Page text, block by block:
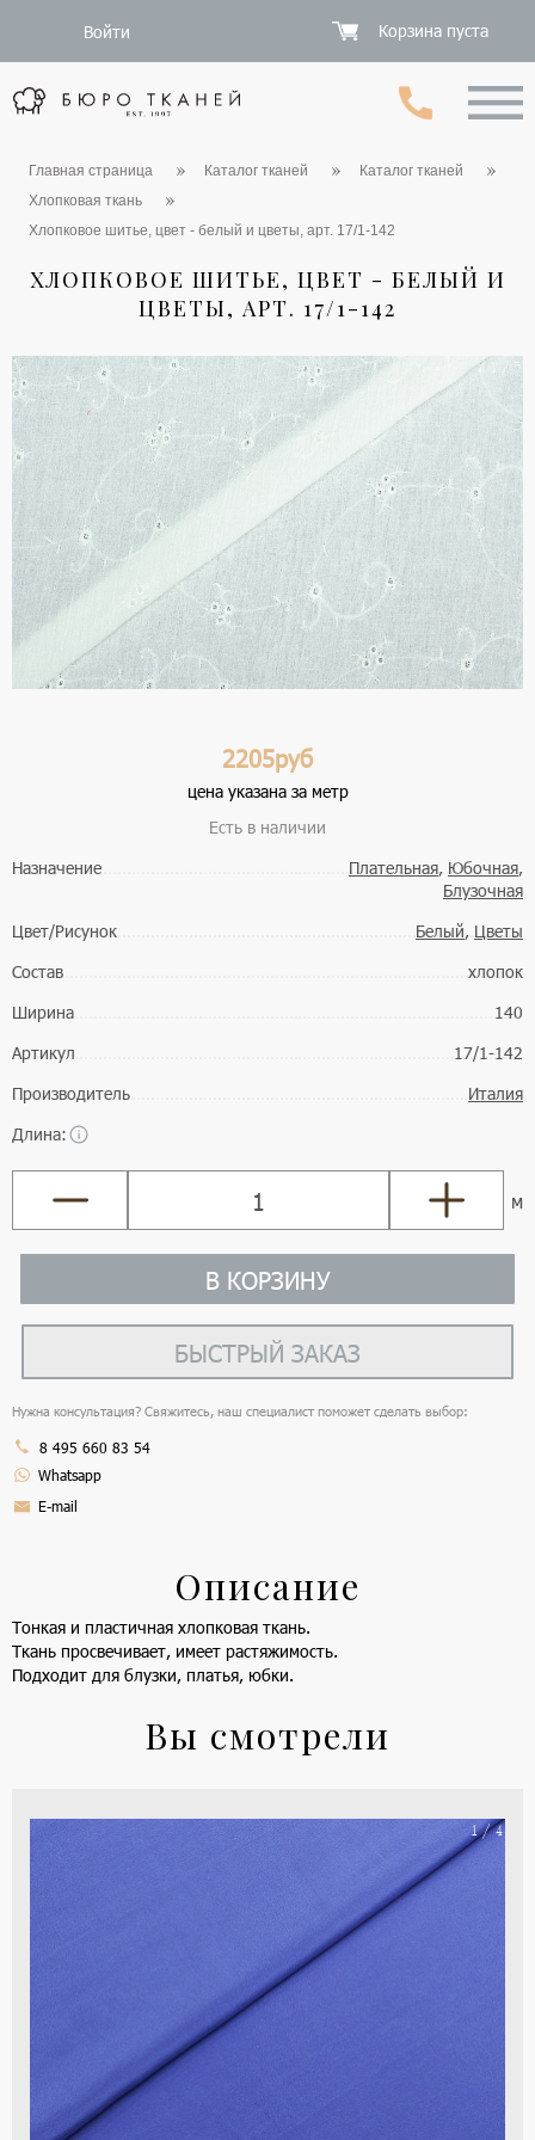
Войти Корзина пуста
Главная страница Каталог тканей
Каталог тканей
Хлопковая ткань
Хлопковое шитье, цвет - белый и цветы, арт. 17/1-142
ХЛОПКОВОЕ ШИТЬЕ, ЦВЕТ - БЕЛЫЙ И
ЦВЕТЫ, АРТ. 17/1-142
1 / 5
2205руб
цена указана за метр
Есть в наличии
Назначение
Плательная, Юбочная,
Блузочная
Цвет/Рисунок
Белый, Цветы
Состав
хлопок
Ширина
140
Артикул
17/1-142
Производитель
Италия
Длина:
м
В КОРЗИНУ
БЫСТРЫЙ ЗАКАЗ
Нужна консультация? Свяжитесь, наш специалист поможет сделать выбор:
8 495 660 83 54
Whatsapp
E-mail
Описание
Тонкая и пластичная хлопковая ткань.
Ткань просвечивает, имеет растяжимость.
Подходит для блузки, платья, юбки.
Вы смотрели
1 / 4